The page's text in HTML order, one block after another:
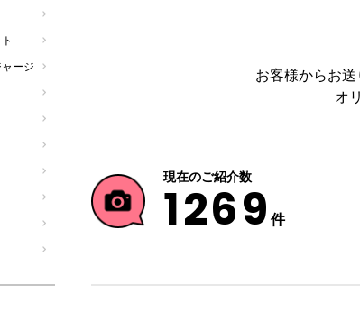
ージ
お客様からお
オ
現在のご紹介数
1269件